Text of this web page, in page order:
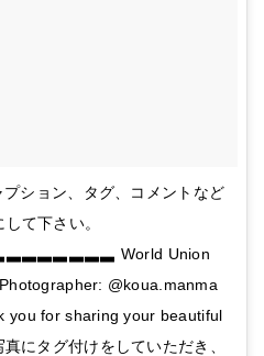
プション、タグ、コメントなど
て下さい。
World Union
@koua.manma
you for sharing your beautiful
にタグ付けをしていただき、